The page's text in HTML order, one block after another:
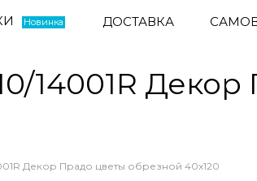
Новинка ДОСТАВКА
14001R
Декор Прадо цветы обрезной 40х120